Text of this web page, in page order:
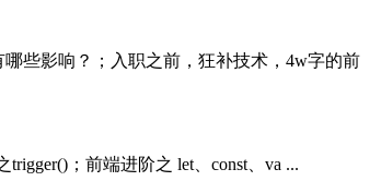
哪些影响？；入职之前，狂补技术，4w字的前
；前端进阶之 let、const、va ...